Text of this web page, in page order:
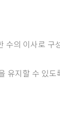
수의 이사로 구
유지할 수 있도